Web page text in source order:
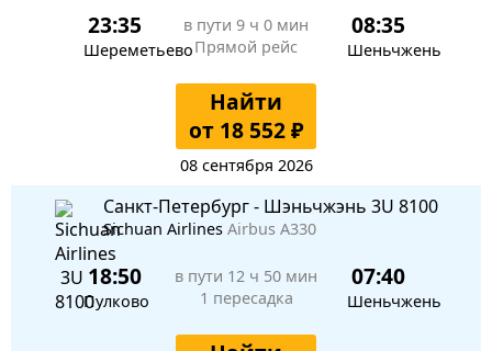
23:35
Шереметьево
в пути 9 ч 0 мин
Прямой рейс
08:35
Шеньчжень
Найти
от 18 552 ₽
08 сентября 2026
Санкт-Петербург - Шэньчжэнь 3U 8100
Sichuan Airlines Airbus A330
18:50
Пулково
в пути 12 ч 50 мин
1 пересадка
07:40
Шеньчжень